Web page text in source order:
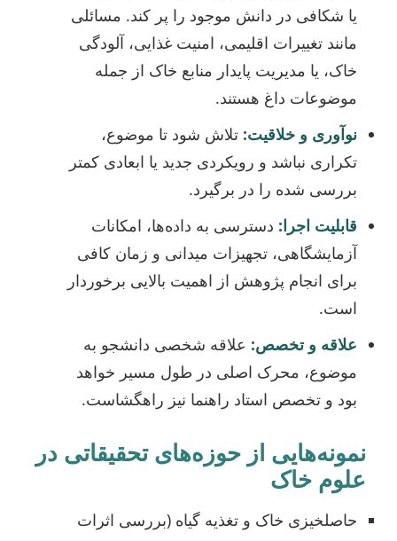
یا شکافی در دانش موجود را پر کند. مسائلی
مانند تغییرات اقلیمی، امنیت غذایی، آلودگی
خاک، یا مدیریت پایدار منابع خاک از جمله
موضوعات داغ هستند.
نوآوری و خلاقیت: تلاش شود تا موضوع،
تکراری نباشد و رویکردی جدید یا ابعادی کمتر
بررسی شده را در برگیرد.
قابلیت اجرا: دسترسی به داده‌ها، امکانات
آزمایشگاهی، تجهیزات میدانی و زمان کافی
برای انجام پژوهش از اهمیت بالایی برخوردار
است.
علاقه و تخصص: علاقه شخصی دانشجو به
موضوع، محرک اصلی در طول مسیر خواهد
بود و تخصص استاد راهنما نیز راهگشاست.
نمونه‌هایی از حوزه‌های تحقیقاتی در
علوم خاک
حاصلخیزی خاک و تغذیه گیاه (بررسی اثرات